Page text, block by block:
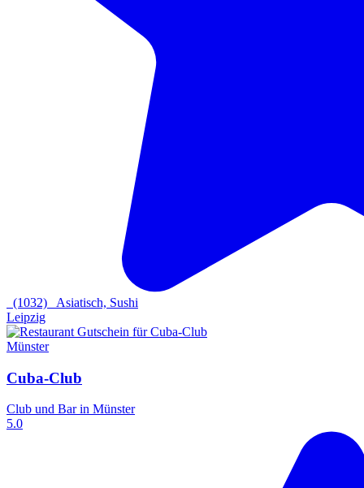
(1032) Asiatisch, Sushi
Leipzig
Münster
Cuba-Club
Club und Bar in Münster
5.0